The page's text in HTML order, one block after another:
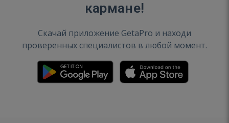
кармане!
Скачай приложение GetaPro и находи
проверенных специалистов в любой момент.